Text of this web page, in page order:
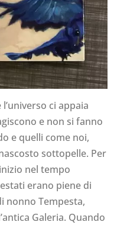
ci appaia
e non si fanno
e quelli come noi,
sottopelle. Per
nel tempo
erano piene di
nonno Tempesta,
Galeria. Quando